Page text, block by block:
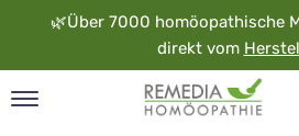
🌿Über 7000 homöopathische
direkt vom